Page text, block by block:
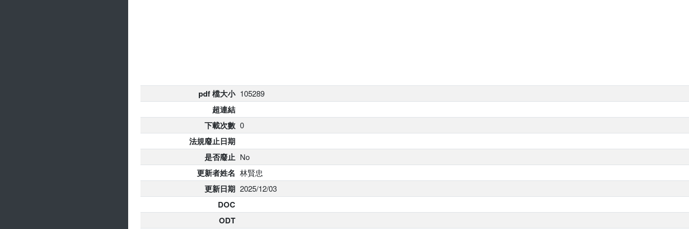
pdf 檔大小 105289
超連結
下載次數 0
法規廢止日期
是否廢止 No
更新者姓名 林賢忠
更新日期 2025/12/03
DOC
ODT